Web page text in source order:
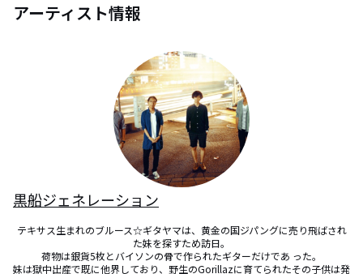
アーティスト情報
黒船ジェネレーション
テキサス生まれのブルース☆ギタヤマは、黄金の国ジパングに売り飛ばされ
た妹を探すため訪日。
荷物は銀貨5枚とバイソンの骨で作られたギターだけであ った。
妹は獄中出産で既に他界しており、野生のGorillazに育てられたその子供は発